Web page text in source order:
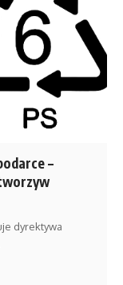
–
dyrektywa